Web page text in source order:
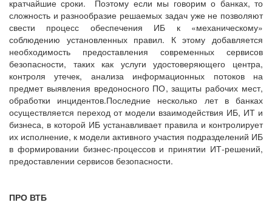
кратчайшие сроки. Поэтому если мы говорим о банках, то
сложность и разнообразие решаемых задач уже не позволяют
свести процесс обеспечения ИБ к «механическому»
соблюдению установленных правил. К этому добавляется
необходимость предоставления современных сервисов
безопасности, таких как услуги удостоверяющего центра,
контроля утечек, анализа информационных потоков на
предмет выявления вредоносного ПО, защиты рабочих мест,
обработки инцидентов.Последние несколько лет в банках
осуществляется переход от модели взаимодействия ИБ, ИТ и
бизнеса, в которой ИБ устанавливает правила и контролирует
их исполнение, к модели активного участия подразделений ИБ
в формировании бизнес-процессов и принятии ИТ-решений,
предоставлении сервисов безопасности.
ПРО ВТБ